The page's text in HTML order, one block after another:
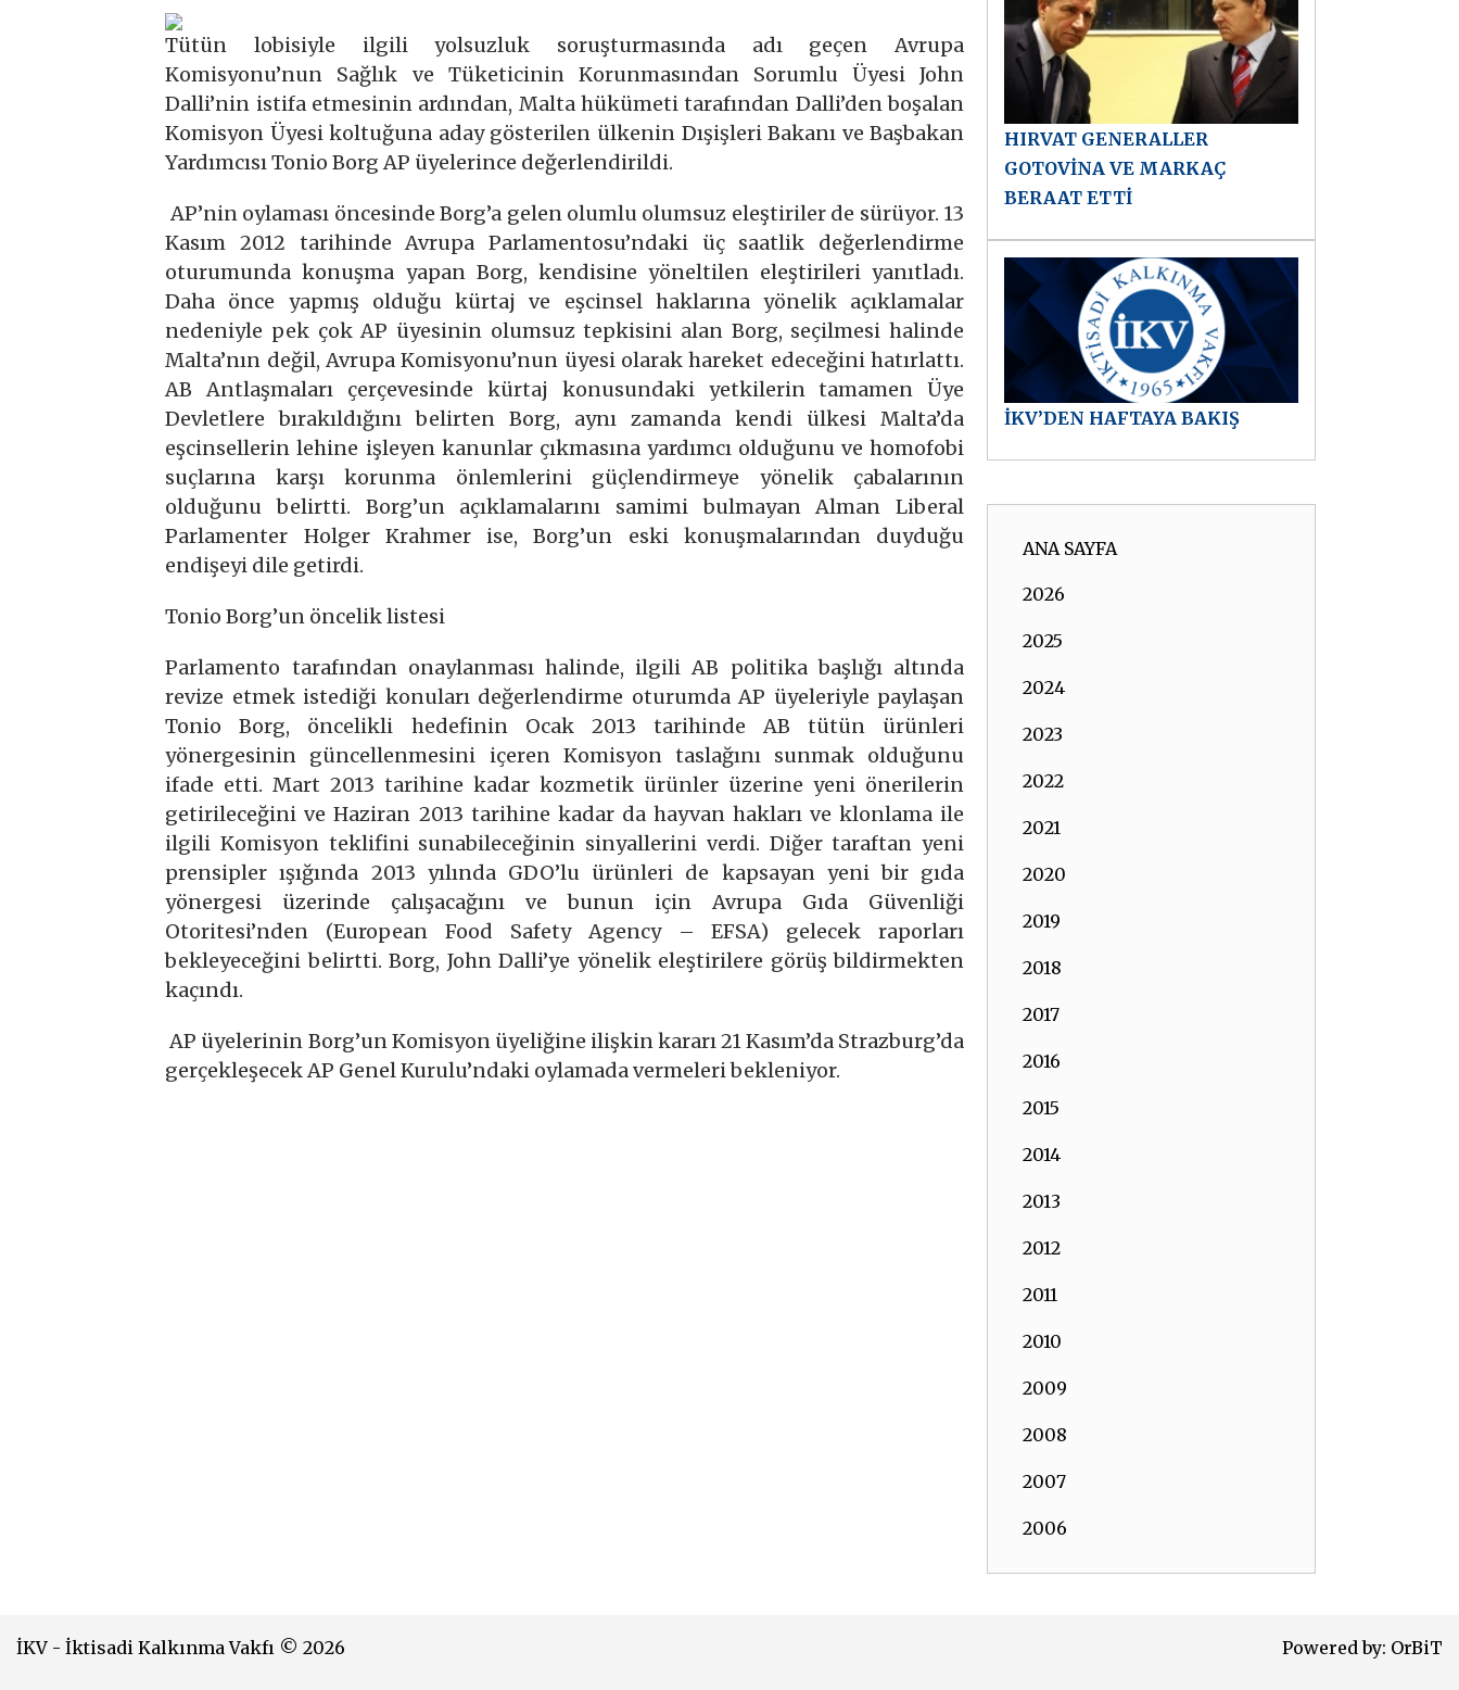
Tütün lobisiyle ilgili yolsuzluk soruşturmasında adı geçen Avrupa
Komisyonu’nun Sağlık ve Tüketicinin Korunmasından Sorumlu Üyesi John
Dalli’nin istifa etmesinin ardından, Malta hükümeti tarafından Dalli’den boşalan
Komisyon Üyesi koltuğuna aday gösterilen ülkenin Dışişleri Bakanı ve Başbakan
Yardımcısı Tonio Borg AP üyelerince değerlendirildi.
AP’nin oylaması öncesinde Borg’a gelen olumlu olumsuz eleştiriler de sürüyor. 13
Kasım 2012 tarihinde Avrupa Parlamentosu’ndaki üç saatlik değerlendirme
oturumunda konuşma yapan Borg, kendisine yöneltilen eleştirileri yanıtladı.
Daha önce yapmış olduğu kürtaj ve eşcinsel haklarına yönelik açıklamalar
nedeniyle pek çok AP üyesinin olumsuz tepkisini alan Borg, seçilmesi halinde
Malta’nın değil, Avrupa Komisyonu’nun üyesi olarak hareket edeceğini hatırlattı.
AB Antlaşmaları çerçevesinde kürtaj konusundaki yetkilerin tamamen Üye
Devletlere bırakıldığını belirten Borg, aynı zamanda kendi ülkesi Malta’da
eşcinsellerin lehine işleyen kanunlar çıkmasına yardımcı olduğunu ve homofobi
suçlarına karşı korunma önlemlerini güçlendirmeye yönelik çabalarının
olduğunu belirtti. Borg’un açıklamalarını samimi bulmayan Alman Liberal
Parlamenter Holger Krahmer ise, Borg’un eski konuşmalarından duyduğu
endişeyi dile getirdi.
Tonio Borg’un öncelik listesi
Parlamento tarafından onaylanması halinde, ilgili AB politika başlığı altında
revize etmek istediği konuları değerlendirme oturumda AP üyeleriyle paylaşan
Tonio Borg, öncelikli hedefinin Ocak 2013 tarihinde AB tütün ürünleri
yönergesinin güncellenmesini içeren Komisyon taslağını sunmak olduğunu
ifade etti. Mart 2013 tarihine kadar kozmetik ürünler üzerine yeni önerilerin
getirileceğini ve Haziran 2013 tarihine kadar da hayvan hakları ve klonlama ile
ilgili Komisyon teklifini sunabileceğinin sinyallerini verdi. Diğer taraftan yeni
prensipler ışığında 2013 yılında GDO’lu ürünleri de kapsayan yeni bir gıda
yönergesi üzerinde çalışacağını ve bunun için Avrupa Gıda Güvenliği
Otoritesi’nden (European Food Safety Agency – EFSA) gelecek raporları
bekleyeceğini belirtti. Borg, John Dalli’ye yönelik eleştirilere görüş bildirmekten
kaçındı.
AP üyelerinin Borg’un Komisyon üyeliğine ilişkin kararı 21 Kasım’da Strazburg’da
gerçekleşecek AP Genel Kurulu’ndaki oylamada vermeleri bekleniyor.
HIRVAT GENERALLER
GOTOVİNA VE MARKAÇ
BERAAT ETTİ
İKV’DEN HAFTAYA BAKIŞ
ANA SAYFA
2026
2025
2024
2023
2022
2021
2020
2019
2018
2017
2016
2015
2014
2013
2012
2011
2010
2009
2008
2007
2006
İKV - İktisadi Kalkınma Vakfı © 2026 Powered by: OrBiT